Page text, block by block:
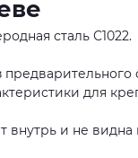
сталь С1022.
для
внутрь и не